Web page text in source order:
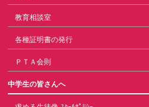
教育相談室
各種証明書の発行
ＰＴＡ会則
中学生の皆さんへ